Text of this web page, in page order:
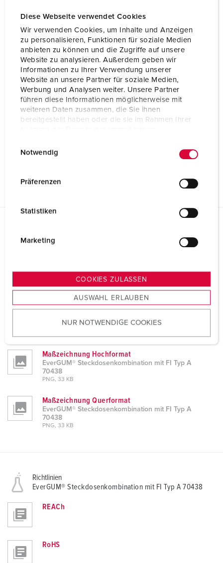
Diese Webseite verwendet Cookies
Wir verwenden Cookies, um Inhalte und Anzeigen
zu personalisieren, Funktionen für soziale Medien
anbieten zu können und die Zugriffe auf unsere
Website zu analysieren. Außerdem geben wir
Informationen zu Ihrer Verwendung unserer
Website an unsere Partner für soziale Medien,
Werbung und Analysen weiter. Unsere Partner
führen diese Informationen möglicherweise mit
weiteren Daten zusammen, die Sie ihnen
bereitgestellt haben oder die sie im Rahmen Ihrer
s
u
w
h
l
Notwendig
Präferenzen
Statistiken
Marketing
COOKIES ZULASSEN
AUSWAHL ERLAUBEN
NUR NOTWENDIGE COOKIES
EverGUM® Steckdosenkombination mit FI Typ A 70438
EverGUM® Steckdosenkombination mit FI Typ A
PDF, 114 KB
Montageanleitung / Betriebsanleitung
Maßzeichnung Hochformat
EverGUM® Steckdosenkombination mit FI Typ A
70438
PNG, 33 KB
Maßzeichnung Querformat
EverGUM® Steckdosenkombination mit FI Typ A
70438
PNG, 33 KB
Richtlinien
EverGUM® Steckdosenkombination mit FI Typ A 70438
REACh
RoHS